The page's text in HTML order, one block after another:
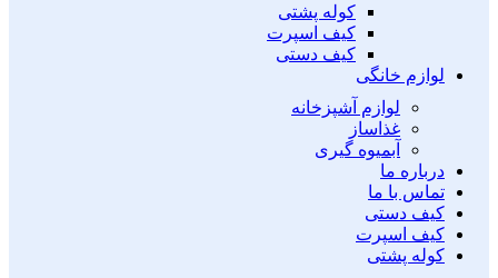
کوله پشتی
کیف اسپرت
کیف دستی
لوازم خانگی
لوازم آشپزخانه
غذاساز
آبمیوه گیری
درباره ما
تماس با ما
کیف دستی
کیف اسپرت
کوله پشتی